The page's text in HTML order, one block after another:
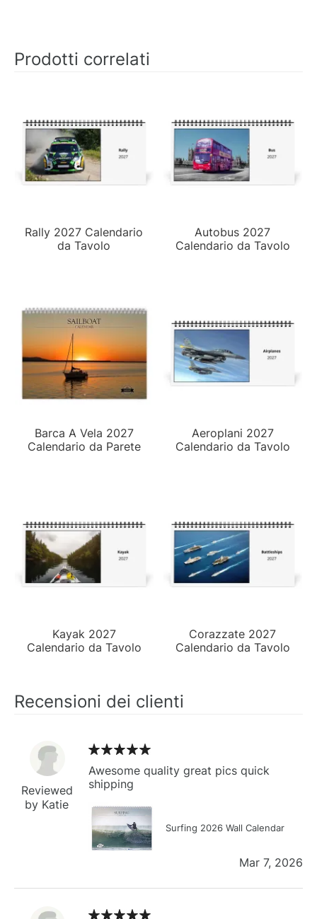
Prodotti correlati
Rally 2027 Calendario
da Tavolo
Autobus 2027
Calendario da Tavolo
Barca A Vela 2027
Calendario da Parete
Aeroplani 2027
Calendario da Tavolo
Kayak 2027
Calendario da Tavolo
Corazzate 2027
Calendario da Tavolo
Recensioni dei clienti
Reviewed
by Katie
Awesome quality great pics quick
shipping
Surfing 2026 Wall Calendar
Mar 7, 2026